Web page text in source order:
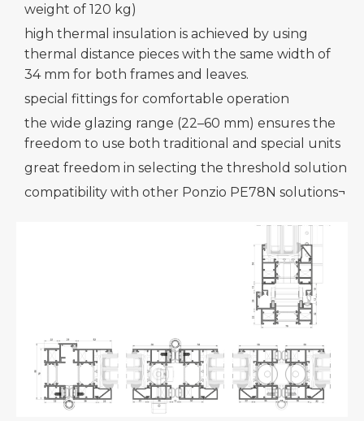
weight of 120 kg)
high thermal insulation is achieved by using
thermal distance pieces with the same width of
34 mm for both frames and leaves.
special fittings for comfortable operation
the wide glazing range (22–60 mm) ensures the
freedom to use both traditional and special units
great freedom in selecting the threshold solution
compatibility with other Ponzio PE78N solutions¬